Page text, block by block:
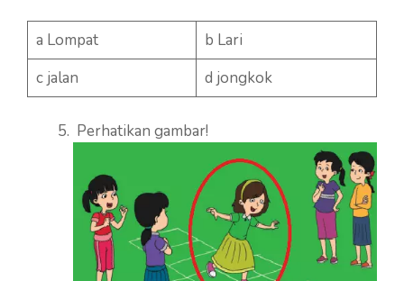
a Lompat
b Lari
c jalan
d jongkok
Perhatikan gambar!